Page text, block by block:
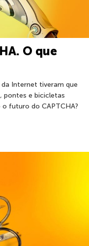
O que
Internet tiveram que
pontes e bicicletas
futuro do CAPTCHA?